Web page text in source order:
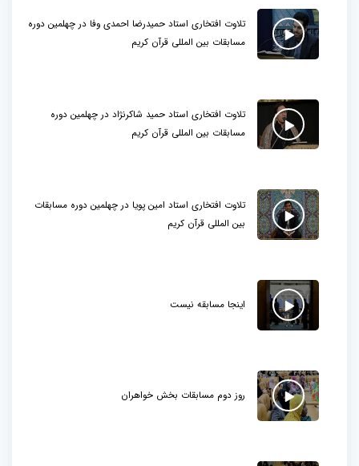
تلاوت افتخاری استاد حمیدرضا احمدی وفا در چهلمین دوره
مسابقات بین المللی قرآن کریم
تلاوت افتخاری استاد حمید شاکرنژاد در چهلمین دوره
مسابقات بین المللی قرآن کریم
تلاوت افتخاری استاد امین پویا در چهلمین دوره مسابقات
بین المللی قرآن کریم
اینجا مسابقه نیست
روز دوم مسابقات بخش خواهران